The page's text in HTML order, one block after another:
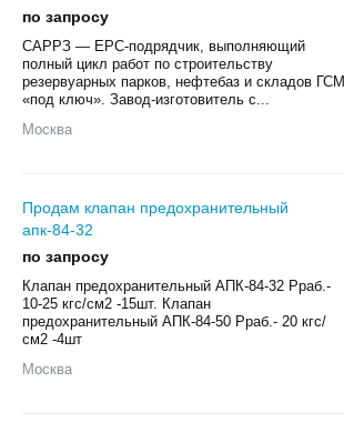
по запросу
САРРЗ — ЕРС-подрядчик, выполняющий
полный цикл работ по строительству
резервуарных парков, нефтебаз и складов ГСМ
«под ключ». Завод-изготовитель с...
Москва
Продам клапан предохранительный
апк-84-32
по запросу
Клапан предохранительный АПК-84-32 Рраб.-
10-25 кгс/см2 -15шт. Клапан
предохранительный АПК-84-50 Рраб.- 20 кгс/
см2 -4шт
Москва